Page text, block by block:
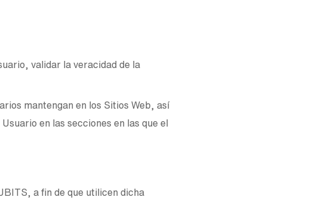
validar la veracidad de la
mantengan en los Sitios Web, así
en las secciones en las que el
a fin de que utilicen dicha